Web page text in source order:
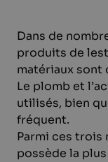
Néerlandais
Dans de
produits de
matériaux sont
Le plomb et
utilisés, bien
fréquent.
Parmi ces trois
possède la